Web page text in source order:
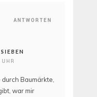
ANTWORTEN
Baumärkte,
war mir